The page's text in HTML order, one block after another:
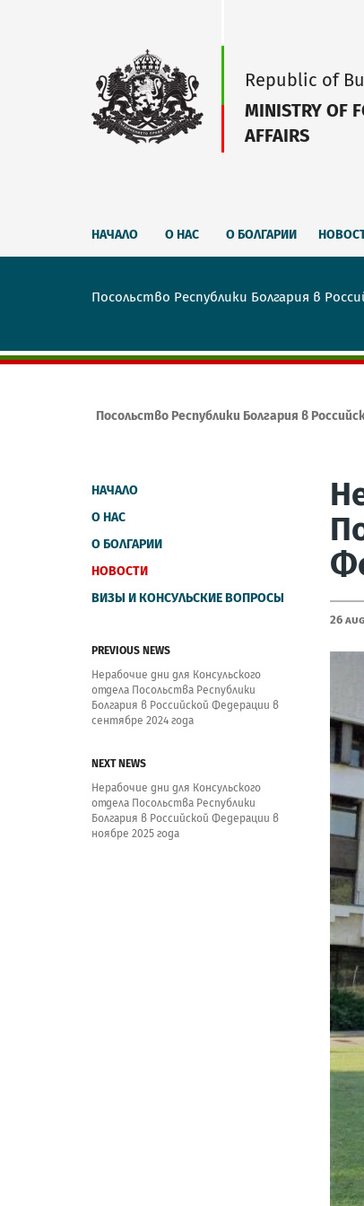
Republic of
MINISTRY OF
AFFAIRS
НАЧАЛО О НАС О БОЛГАРИИ
Посольство Республики Болгария в
Посольство Республики Болгария в
НАЧАЛО
О НАС
О БОЛГАРИИ
НОВОСТИ
ВИЗЫ И КОНСУЛЬСКИЕ ВОПРОСЫ
PREVIOUS NEWS
Нерабочие дни для Консульского
отдела Посольства Республики
Болгария в Российской Федерации в
сентябре 2024 года
NEXT NEWS
Нерабочие дни для Консульского
отдела Посольства Республики
Болгария в Российской Федерации в
ноябре 2025 года
26